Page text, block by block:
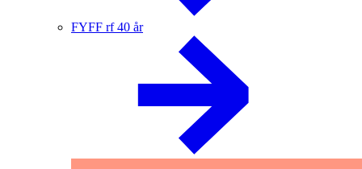
FYFF rf 40 år